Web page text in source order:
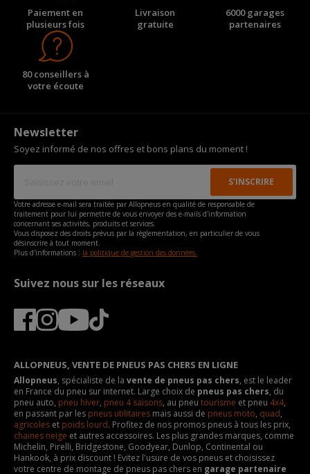
Paiement en
plusieurs fois
Livraison
gratuite
6000 garages
partenaires
80 conseillers à
votre écoute
Newsletter
Soyez informé de nos offres et bons plans du moment !
Votre adresse e-mail sera traitée par Allopneus en qualité de responsable de
traitement pour lui permettre de vous envoyer des e-mails d'information
concernant ses activités, produits et services.
Vous disposez des droits prévus par la règlementation, en particulier de vous
désinscrire à tout moment.
Plus d'informations : la politique de gestion des données.
Suivez nous sur les réseaux
ALLOPNEUS, VENTE DE PNEUS PAS CHERS EN LIGNE
Allopneus, spécialiste de la vente de pneus pas chers, est le leader
en France du pneu sur internet. Large choix de pneus pas chers, du
pneu auto, pneu hiver, pneu 4 saisons, au pneu tourisme et pneu 4x4,
en passant par les pneus utilitaires mais aussi de pneus moto, quad,
agricoles et poids lourd. Profitez de nos promos pneus à tous les prix,
chaines neige et autres accessoires. Les plus grandes marques, comme
Michelin, Pirelli, Bridgestone, Goodyear, Dunlop, Continental ou
Hankook, à prix discount ! Evitez l'usure de vos pneus et choisissez
votre centre de montage de pneus pas chers en garage partenaire